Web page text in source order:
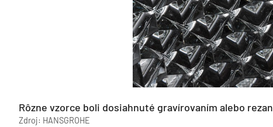
Rôzne vzorce boli dosiahnuté gravírovaním alebo
Zdroj: HANSGROHE